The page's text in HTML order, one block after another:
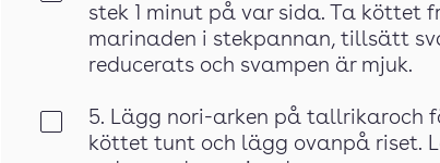
stek 1 minut på var sida. Ta köttet
marinaden i stekpannan, tillsätt
reducerats och svampen är mjuk.
5. Lägg nori-arken på tallrikaroch
köttet tunt och lägg ovanpå riset.